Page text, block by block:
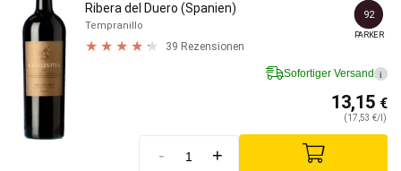
Ribera del Duero (Spanien)
Tempranillo
39 Rezensionen
92
PARKER
Sofortiger Versand i
13,15 €
(17,53 €/l)
- +